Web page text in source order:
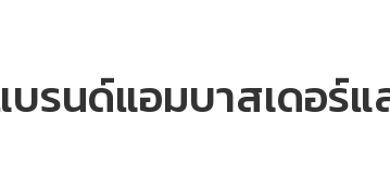
รนด์แอมบาสเดอร์